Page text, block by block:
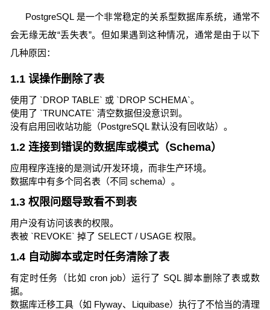
PostgreSQL 是一个非常稳定的关系型数据库系统，通常不
会无缘无故“丢失表”。但如果遇到这种情况，通常是由于以下
几种原因：
1.1 误操作删除了表
使用了 `DROP TABLE` 或 `DROP SCHEMA`。
使用了 `TRUNCATE` 清空数据但没意识到。
没有启用回收站功能（PostgreSQL 默认没有回收站）。
1.2 连接到错误的数据库或模式（Schema）
应用程序连接的是测试/开发环境，而非生产环境。
数据库中有多个同名表（不同 schema）。
1.3 权限问题导致看不到表
用户没有访问该表的权限。
表被 `REVOKE` 掉了 SELECT / USAGE 权限。
1.4 自动脚本或定时任务清除了表
有定时任务（比如 cron job）运行了 SQL 脚本删除了表或数
据。
数据库迁移工具（如 Flyway、Liquibase）执行了不恰当的清理